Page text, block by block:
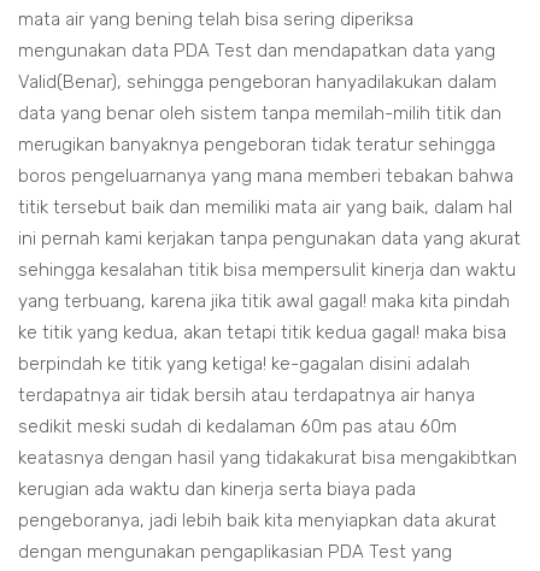
mata air yang bening telah bisa sering diperiksa
mengunakan data PDA Test dan mendapatkan data yang
Valid(Benar), sehingga pengeboran hanyadilakukan dalam
data yang benar oleh sistem tanpa memilah-milih titik dan
merugikan banyaknya pengeboran tidak teratur sehingga
boros pengeluarnanya yang mana memberi tebakan bahwa
titik tersebut baik dan memiliki mata air yang baik, dalam hal
ini pernah kami kerjakan tanpa pengunakan data yang akurat
sehingga kesalahan titik bisa mempersulit kinerja dan waktu
yang terbuang, karena jika titik awal gagal! maka kita pindah
ke titik yang kedua, akan tetapi titik kedua gagal! maka bisa
berpindah ke titik yang ketiga! ke-gagalan disini adalah
terdapatnya air tidak bersih atau terdapatnya air hanya
sedikit meski sudah di kedalaman 60m pas atau 60m
keatasnya dengan hasil yang tidakakurat bisa mengakibtkan
kerugian ada waktu dan kinerja serta biaya pada
pengeboranya, jadi lebih baik kita menyiapkan data akurat
dengan mengunakan pengaplikasian PDA Test yang